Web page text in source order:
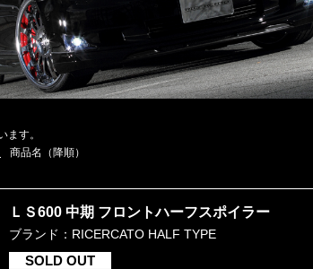
ます。
商品名（降順）
ＬＳ600 中期 フロントハーフスポイラー
ブランド：RICERCATO HALF TYPE
SOLD OUT